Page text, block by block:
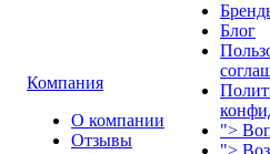
Компания
О компании
Отзывы
Блог
">
">